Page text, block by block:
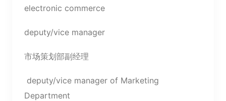
electronic commerce
deputy/vice manager
市场策划部副经理
deputy/vice manager of Marketing
Department